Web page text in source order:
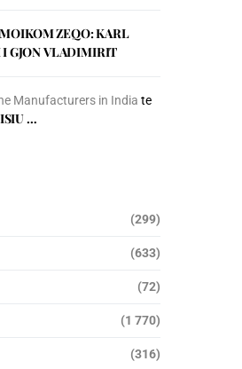
ZEQO: KARL
GJON VLADIMIRIT
Manufacturers in India te
…
(299)
(633)
(72)
(1 770)
(316)